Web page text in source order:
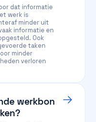
dat informatie
werk is
minder uit
informatie en
Ook
taken
minder
verloren
werkbon